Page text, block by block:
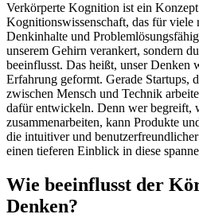
Verkörperte Kognition ist ein Konzept
Kognitionswissenschaft, das für
Denkinhalte und
unserem Gehirn verankert, sondern
beeinflusst. Das heißt, unser Denken
Erfahrung geformt. Gerade Startups,
zwischen Mensch und Technik
dafür entwickeln. Denn wer begreift,
zusammenarbeiten, kann Produkte
die intuitiver und
einen tieferen Einblick in diese
Wie beeinflusst der
Denken?